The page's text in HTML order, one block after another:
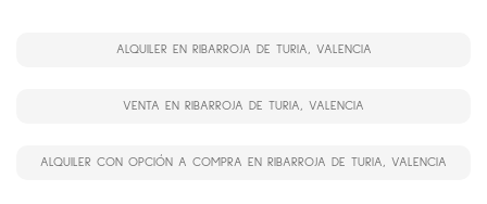
ALQUILER EN RIBARROJA DE TURIA, VALENCIA
VENTA EN RIBARROJA DE TURIA, VALENCIA
ALQUILER CON OPCIÓN A COMPRA EN RIBARROJA DE TURIA, VALENCIA